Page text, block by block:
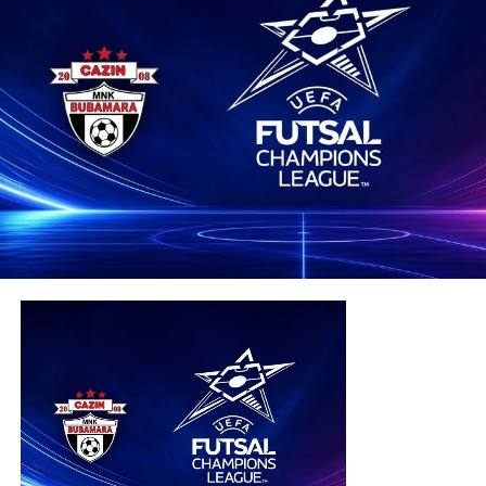
DON'T MISS
MNK Bubamara jesenji prvak Premijer futsal lige BiH,
Cazinjani se pohvalili i posjetom na tribinama